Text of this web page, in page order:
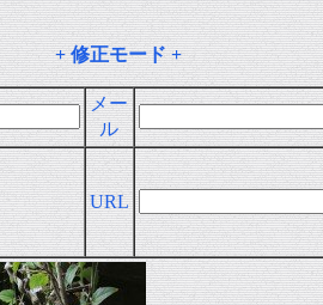
+ 修正モード +
メー
ル
URL